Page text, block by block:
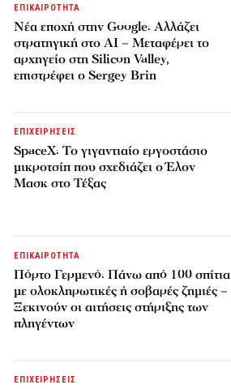
ΕΠΙΚΑΙΡΟΤΗΤΑ
Νέα εποχή στην Google: Αλλάζει
στρατηγική στο AI – Μεταφέρει το
αρχηγείο στη Silicon Valley,
επιστρέφει ο Sergey Brin
ΕΠΙΧΕΙΡΗΣΕΙΣ
SpaceX: Το γιγαντιαίο εργοστάσιο
μικροτσίπ που σχεδιάζει ο Έλον
Μασκ στο Τέξας
ΕΠΙΚΑΙΡΟΤΗΤΑ
Πόρτο Γερμενό: Πάνω από 100 σπίτια
με ολοκληρωτικές ή σοβαρές ζημιές –
Ξεκινούν οι αιτήσεις στήριξης των
πληγέντων
ΕΠΙΧΕΙΡΗΣΕΙΣ